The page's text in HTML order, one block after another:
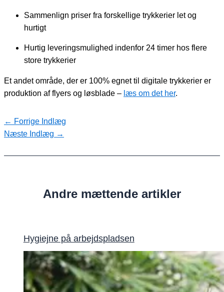
Sammenlign priser fra forskellige trykkerier let og
hurtigt
Hurtig leveringsmulighed indenfor 24 timer hos flere
store trykkerier
Et andet område, der er 100% egnet til digitale trykkerier er
produktion af flyers og løsblade – læs om det her.
← Forrige Indlæg
Næste Indlæg →
Andre mættende artikler
Hygiejne på arbejdspladsen